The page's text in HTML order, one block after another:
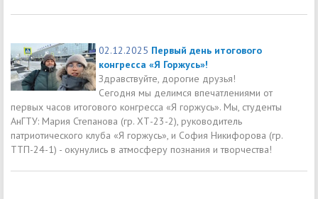
02.12.2025 Первый день итогового
конгресса «Я Горжусь»!
Здравствуйте, дорогие друзья!
Сегодня мы делимся впечатлениями от
первых часов итогового конгресса «Я горжусь». Мы, студенты
АнГТУ: Мария Степанова (гр. ХТ-23-2), руководитель
патриотического клуба «Я горжусь», и София Никифорова (гр.
ТТП-24-1) - окунулись в атмосферу познания и творчества!